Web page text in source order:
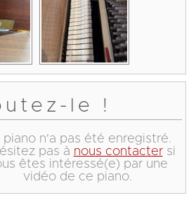
le !
piano n'a pas été enregistré.
pas à nous contactersi
êtes intéressé(e) par une
vidéo de ce piano.